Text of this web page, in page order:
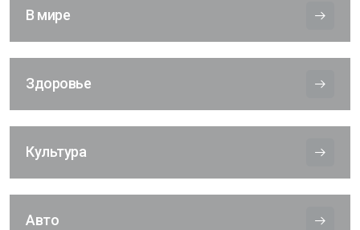
В мире
Здоровье
Культура
Авто